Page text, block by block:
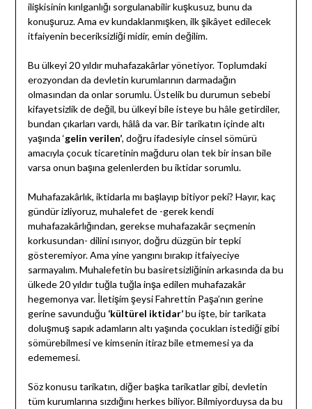
ilişkisinin kırılganlığı sorgulanabilir kuşkusuz, bunu da
konuşuruz. Ama ev kundaklanmışken, ilk şikâyet edilecek
itfaiyenin beceriksizliği midir, emin değilim.
Bu ülkeyi 20 yıldır muhafazakârlar yönetiyor. Toplumdaki
erozyondan da devletin kurumlarının darmadağın
olmasından da onlar sorumlu. Üstelik bu durumun sebebi
kifayetsizlik de değil, bu ülkeyi bile isteye bu hâle getirdiler,
bundan çıkarları vardı, hâlâ da var. Bir tarikatın içinde altı
yaşında ‘gelin verilen’, doğru ifadesiyle cinsel sömürü
amacıyla çocuk ticaretinin mağduru olan tek bir insan bile
varsa onun başına gelenlerden bu iktidar sorumlu.
Muhafazakârlık, iktidarla mı başlayıp bitiyor peki? Hayır, kaç
gündür izliyoruz, muhalefet de -gerek kendi
muhafazakârlığından, gerekse muhafazakâr seçmenin
korkusundan- dilini ısırıyor, doğru düzgün bir tepki
gösteremiyor. Ama yine yangını bırakıp itfaiyeciye
sarmayalım. Muhalefetin bu basiretsizliğinin arkasında da bu
ülkede 20 yıldır tuğla tuğla inşa edilen muhafazakâr
hegemonya var. İletişim şeysi Fahrettin Paşa’nın gerine
gerine savunduğu ‘kültürel iktidar’bu işte, bir tarikata
doluşmuş sapık adamların altı yaşında çocukları istediği gibi
sömürebilmesi ve kimsenin itiraz bile etmemesi ya da
edememesi.
Söz konusu tarikatın, diğer başka tarikatlar gibi, devletin
tüm kurumlarına sızdığını herkes biliyor. Bilmiyorduysa da bu